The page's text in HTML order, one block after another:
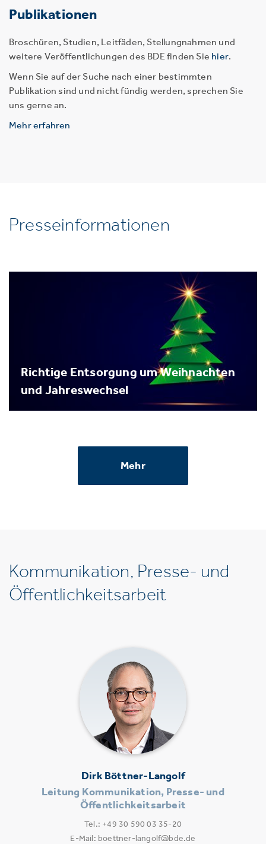
Publikationen
Broschüren, Studien, Leitfäden, Stellungnahmen und
weitere Veröffentlichungen des BDE finden Sie hier.
Wenn Sie auf der Suche nach einer bestimmten
Publikation sind und nicht fündig werden, sprechen Sie
uns gerne an.
Mehr erfahren
Presseinformationen
Richtige Entsorgung um Weihnachten
und Jahreswechsel
Mehr
Kommunikation, Presse- und
Öffentlichkeitsarbeit
Dirk Böttner-Langolf
Leitung Kommunikation, Presse- und
Öffentlichkeitsarbeit
Tel.: +49 30 590 03 35-20
E-Mail: boettner-langolf@bde.de